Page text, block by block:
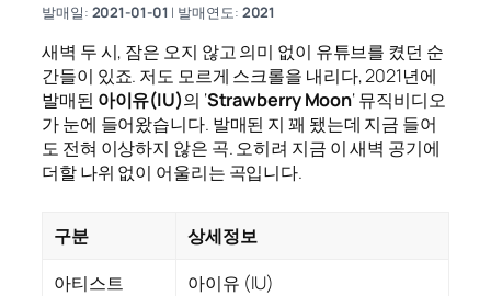
발매일: 2021-01-01 | 발매연도: 2021
새벽 두 시, 잠은 오지 않고 의미 없이 유튜브를 켰던 순
간들이 있죠. 저도 모르게 스크롤을 내리다, 2021년에
발매된 아이유(IU)의 ‘Strawberry Moon‘ 뮤직비디오
가 눈에 들어왔습니다. 발매된 지 꽤 됐는데 지금 들어
도 전혀 이상하지 않은 곡. 오히려 지금 이 새벽 공기에
더할 나위 없이 어울리는 곡입니다.
구분
상세정보
아티스트
아이유 (IU)